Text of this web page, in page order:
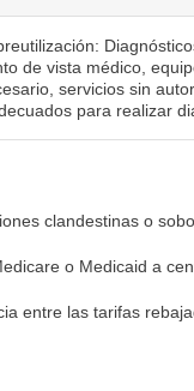
de vista médico,
servicios sin
para realizar
clandestinas o
o Medicaid a
entre las tarifas